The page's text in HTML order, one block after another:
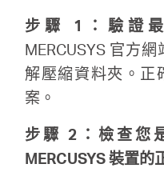
步驟 1：驗證
MERCUSYS 官方
解壓縮資料夾。正
案。
步驟 2：檢查您
MERCUSYS 裝置的